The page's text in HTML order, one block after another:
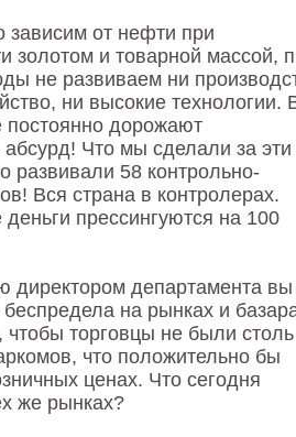
зависим от нефти при
золотом и товарной массой,
не развиваем ни
ни высокие технологии.
постоянно дорожают
Что мы сделали за эти
развивали 58 контрольно-
Вся страна в контролерах.
прессингуются на 100
директором департамента вы
на рынках и
чтобы торговцы не были столь
что положительно бы
ценах. Что сегодня
же рынках?